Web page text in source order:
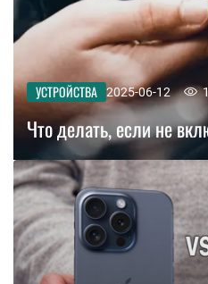
УСТРОЙСТВА 2025-06-12
Что делать, если не